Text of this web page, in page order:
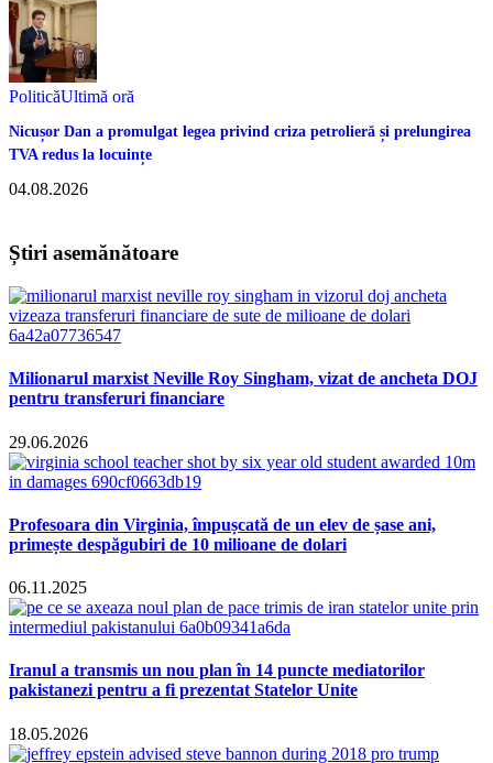
PoliticăUltimă oră
Nicușor Dan a promulgat legea privind criza petrolieră și prelungirea
TVA redus la locuințe
04.08.2026
Știri asemănătoare
Milionarul marxist Neville Roy Singham, vizat de ancheta DOJ
pentru transferuri financiare
29.06.2026
Profesoara din Virginia, împușcată de un elev de șase ani,
primește despăgubiri de 10 milioane de dolari
06.11.2025
Iranul a transmis un nou plan în 14 puncte mediatorilor
pakistanezi pentru a fi prezentat Statelor Unite
18.05.2026